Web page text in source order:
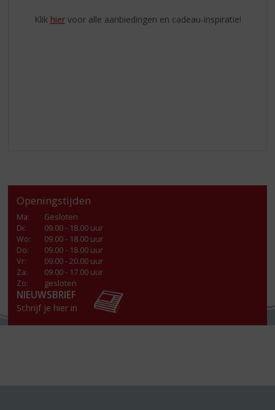
Klik hiervoor alle aanbiedingen en cadeau-inspiratie!
Openingstijden
Ma:
Gesloten
Di:
09.00 - 18.00 uur
Wo:
09.00 - 18.00 uur
Do:
09.00 - 18.00 uur
Vr:
09.00 - 20.00 uur
Za:
09.00 - 17.00 uur
Zo:
gesloten
NIEUWSBRIEF
Schrijf je hier in